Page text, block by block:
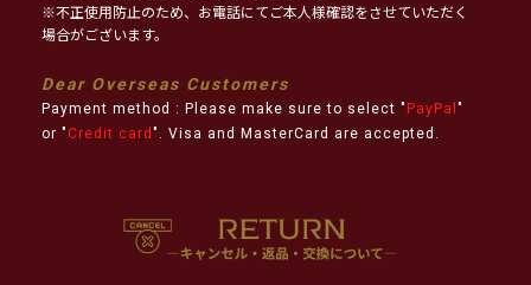
※不正使用防止のため、お電話にてご本人様確認をさせていただく
場合がございます。
Dear Overseas Customers
Payment method : Please make sure to select " PayPal "
or " Credit card ". Visa and MasterCard are accepted.